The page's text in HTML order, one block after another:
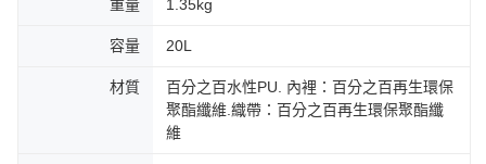
重量 1.35kg
容量 20L
材質
百分之百水性PU. 內裡：百分之百再生環保
聚酯纖維.織帶：百分之百再生環保聚酯纖
維